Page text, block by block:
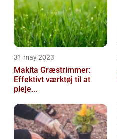
31 may 2023
Makita Græstrimmer:
Effektivt værktøj til at
pleje...